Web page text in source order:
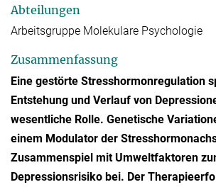
Abteilungen
Arbeitsgruppe Molekulare Psychologie
Zusammenfassung
Eine gestörte Stresshormonregulation
Entstehung und Verlauf von
wesentliche Rolle. Genetische
einem Modulator der
Zusammenspiel mit Umweltfaktoren
Depressionsrisiko bei. Der